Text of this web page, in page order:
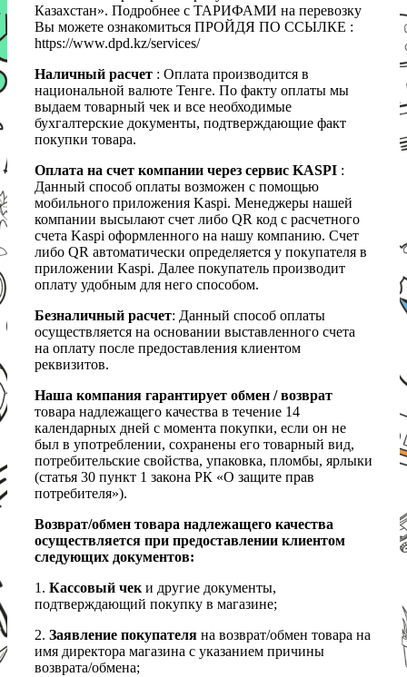
Казахстан». Подробнее с ТАРИФАМИ на перевозку
Вы можете ознакомиться ПРОЙДЯ ПО ССЫЛКЕ :
https://www.dpd.kz/services/
Наличный расчет : Оплата производится в
национальной валюте Тенге. По факту оплаты мы
выдаем товарный чек и все необходимые
бухгалтерские документы, подтверждающие факт
покупки товара.
Оплата на счет компании через сервис KASPI :
Данный способ оплаты возможен с помощью
мобильного приложения Kaspi. Менеджеры нашей
компании высылают счет либо QR код с расчетного
счета Kaspi оформленного на нашу компанию. Счет
либо QR автоматически определяется у покупателя в
приложении Kaspi. Далее покупатель производит
оплату удобным для него способом.
Безналичный расчет: Данный способ оплаты
осуществляется на основании выставленного счета
на оплату после предоставления клиентом
реквизитов.
Наша компания гарантирует обмен / возврат
товара надлежащего качества в течение 14
календарных дней с момента покупки, если он не
был в употреблении, сохранены его товарный вид,
потребительские свойства, упаковка, пломбы, ярлыки
(статья 30 пункт 1 закона РК «О защите прав
потребителя»).
Возврат/обмен товара надлежащего качества
осуществляется при предоставлении клиентом
следующих документов:
1. Кассовый чек и другие документы,
подтверждающий покупку в магазине;
2. Заявление покупателя на возврат/обмен товара на
имя директора магазина с указанием причины
возврата/обмена;